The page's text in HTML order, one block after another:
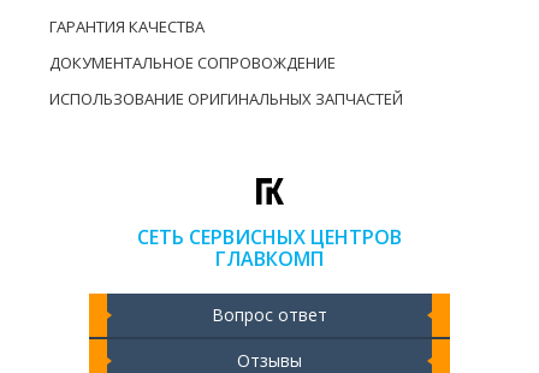
СЕТЬ СЕРВИСНЫХ ЦЕНТРОВ
ГЛАВКОМП
Вопрос ответ
Отзывы
ГАРАНТИЯ КАЧЕСТВА
ДОКУМЕНТАЛЬНОЕ СОПРОВОЖДЕНИЕ
ИСПОЛЬЗОВАНИЕ ОРИГИНАЛЬНЫХ ЗАПЧАСТЕЙ